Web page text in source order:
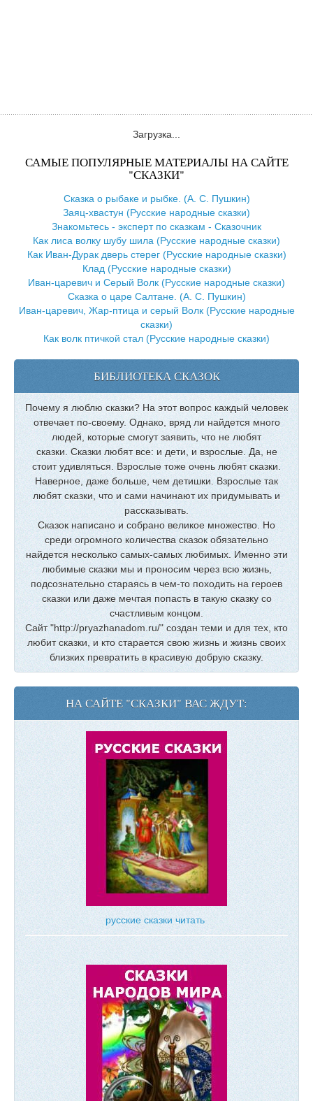
Загрузка...
САМЫЕ ПОПУЛЯРНЫЕ МАТЕРИАЛЫ НА САЙТЕ
"СКАЗКИ"
Сказка о рыбаке и рыбке. (А. С. Пушкин)
Заяц-хвастун (Русские народные сказки)
Знакомьтесь - эксперт по сказкам - Сказочник
Как лиса волку шубу шила (Русские народные сказки)
Как Иван-Дурак дверь стерег (Русские народные сказки)
Клад (Русские народные сказки)
Иван-царевич и Серый Волк (Русские народные сказки)
Сказка о царе Салтане. (А. С. Пушкин)
Иван-царевич, Жар-птица и серый Волк (Русские народные
сказки)
Как волк птичкой стал (Русские народные сказки)
БИБЛИОТЕКА СКАЗОК
Почему я люблю сказки? На этот вопрос каждый человек
отвечает по-своему. Однако, вряд ли найдется много
людей, которые смогут заявить, что не любят
сказки. Сказки любят все: и дети, и взрослые. Да, не
стоит удивляться. Взрослые тоже очень любят сказки.
Наверное, даже больше, чем детишки. Взрослые так
любят сказки, что и сами начинают их придумывать и
рассказывать.
Сказок написано и собрано великое множество. Но
среди огромного количества сказок обязательно
найдется несколько самых-самых любимых. Именно эти
любимые сказки мы и проносим через всю жизнь,
подсознательно стараясь в чем-то походить на героев
сказки или даже мечтая попасть в такую сказку со
счастливым концом.
Сайт "http://pryazhanadom.ru/" создан теми и для тех, кто
любит сказки, и кто старается свою жизнь и жизнь своих
близких превратить в красивую добрую сказку.
НА САЙТЕ "СКАЗКИ" ВАС ЖДУТ:
русские сказки читать